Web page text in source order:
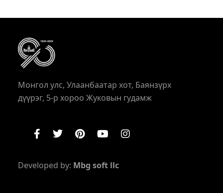
Монгол улс, Улаанбаатар хот, Баянзүрх
дүүрэг, 5-р хороо Жуковын гудамж
Developed by: Mbg soft llc